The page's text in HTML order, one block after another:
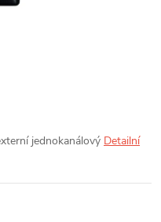
jednokanálový Detailní